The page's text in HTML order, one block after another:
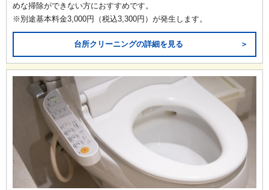
めな掃除ができない方におすすめです。
※別途基本料金3,000円（税込3,300円）が発生します。
台所クリーニングの詳細を見る ＞